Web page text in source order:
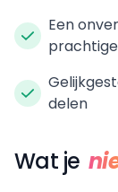
Een
delen
Wat je